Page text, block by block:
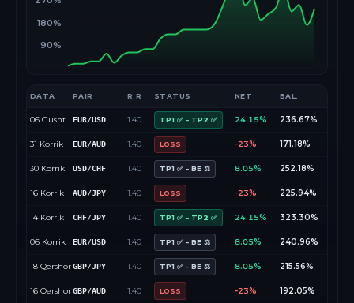
90%
180%
DATA PAIR R:R STATUS NET BAL.
06 Gusht EUR/USD 1.40 TP1 ✅ - TP2 ✅ 24.15% 236.67%
31 Korrik EUR/AUD 1.40 LOSS -23% 171.18%
30 Korrik USD/CHF 1.40 TP1 ✅ - BE ⚖️ 8.05% 252.18%
16 Korrik AUD/JPY 1.40 LOSS -23% 225.94%
14 Korrik CHF/JPY 1.40 TP1 ✅ - TP2 ✅ 24.15% 323.30%
06 Korrik EUR/USD 1.40 TP1 ✅ - BE ⚖️ 8.05% 240.96%
18 QershorGBP/JPY 1.40 TP1 ✅ - BE ⚖️ 8.05% 215.56%
16 QershorGBP/AUD 1.40 LOSS -23% 192.05%